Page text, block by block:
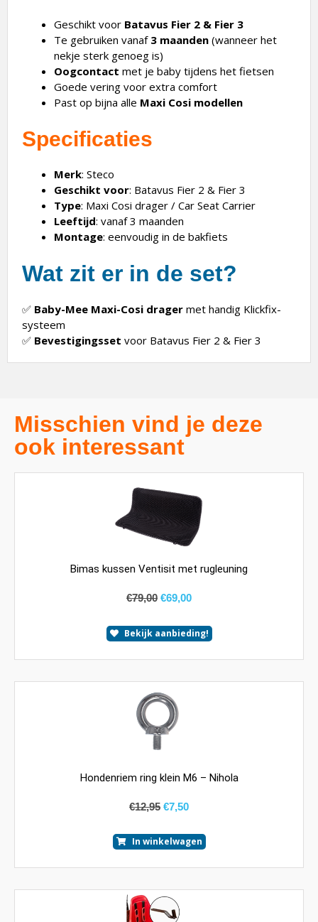
Geschikt voor Batavus Fier 2 & Fier 3
Te gebruiken vanaf 3 maanden (wanneer het
nekje sterk genoeg is)
Oogcontact met je baby tijdens het fietsen
Goede vering voor extra comfort
Past op bijna alle Maxi Cosi modellen
Specificaties
Merk: Steco
Geschikt voor: Batavus Fier 2 & Fier 3
Type: Maxi Cosi drager / Car Seat Carrier
Leeftijd: vanaf 3 maanden
Montage: eenvoudig in de bakfiets
Wat zit er in de set?
✅ Baby-Mee Maxi-Cosi drager met handig Klickfix-
systeem
✅ Bevestigingsset voor Batavus Fier 2 & Fier 3
Misschien vind je deze
ook interessant
Bimas kussen Ventisit met rugleuning
€79,00 €69,00
Bekijk aanbieding!
Hondenriem ring klein M6 – Nihola
€12,95 €7,50
In winkelwagen